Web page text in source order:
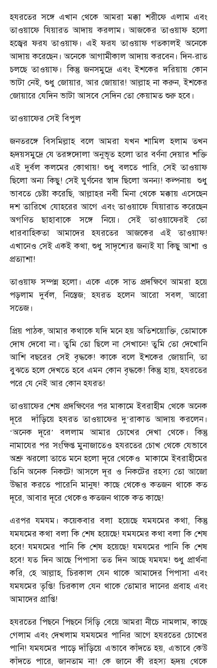
হযরতের সঙ্গে এখান থেকে আমরা মক্কা শরীফে এলাম এবং
তাওয়াফে যিয়ারত আদায় করলাম। আজকের তাওয়াফ হলো
হজ্বের ফরয তাওয়াফ। এই ফরয তাওয়াফ গতকালই অনেকে
আদায় করেছেন। অনেকে আগামীকাল আদায় করবেন। দিন-রাত
চলছে তাওয়াফ। কিন্তু জনসমুদ্রে এবং ইশকের দরিয়ায় কোন
ভাটা নেই, শুধু জোয়ার, আর জোয়ার! আল্লাহ না করুন, ইশকের
জোয়ারে যেদিন ভাটা আসবে সেদিন তো কেয়ামত শুরু হবে।
তাওয়াফের সেই বিপুল
জনতরঙ্গে বিসমিল্লাহ বলে আমরা যখন শামিল হলাম তখন
হৃদয়সমুদ্রে যে তরঙ্গদোলা অনুভূত হলো তার বর্ণনা দেয়ার শক্তি
এই দুর্বল কলমের কোথায়! শুধু বলতে পারি, সেই তাওয়াফ
ছিলো অন্য কিছু! সেই ঘুর্ণনের স্বাদ ছিলো অনন্য! কল্পনায় শুধু
ভাবতে চেষ্টা করেছি, আল্লাহর নবী মিনা থেকে মক্কায় এসেছেন
দশ তারিখে যোহরের আগে এবং তাওয়াফে যিয়ারাত করেছেন
অগণিত ছাহাবাকে সঙ্গে নিয়ে। সেই তাওয়াফেরই তো
ধারবাহিকতা আমাদের হযরতের আজকের এই তাওয়াফ!
এখানেও সেই একই কথা, শুধু সাদৃশ্যের জন্যই যা কিছু আশা ও
প্রত্যাশা!
তাওয়াফ সম্পন্ন হলো। একে একে সাত প্রদক্ষিণে আমরা হয়ে
পড়লাম দুর্বল, নিস্তেজ; হযরত হলেন আরো সবল, আরো
সতেজ।
প্রিয় পাঠক, আমার কথাকে যদি মনে হয় অতিশয়োক্তি, তোমাকে
দোষ দেবো না। তুমি তো ছিলে না সেখানে! তুমি তো দেখোনি
আশি বছরের সেই বৃদ্ধকে! কাকে বলে ইশকের জোয়ানি, তা
বুঝতে হলে দেখতে হবে এমন কোন বৃদ্ধকে! কিন্তু হায়, হযরতের
পরে যে নেই আর কোন হযরত!
তাওয়াফের শেষ প্রদক্ষিণের পর মাকামে ইবরাহীম থেকে অনেক
দূরে
দাঁড়িয়ে হযরত তাওয়াফের দু’রাকাত আদায় করলেন।
‘অনেক দূরে’
বললাম আমার চোখের দেখা থেকে। কিন্তু
নামাযের পর সংক্ষিপ্ত মুনাজাতেও হযরতের চোখ থেকে যেভাবে
অশ্রু ঝরলো তাতে মনে হলো দূরে থেকেও মাকামে ইবরাহীমের
তিনি অনেক নিকটে! আসলে দূর ও নিকটের রহস্য তো আজো
উদ্ধার করতে পারেনি মানুষ! কাছে থেকেও কতজন থাকে কত
দূরে, আবার দূরে থেকেও কতজন থাকে কত কাছে!
এরপর যমযম। কয়েকবার বলা হয়েছে যমযমের কথা, কিন্তু
যমযমের কথা বলা কি শেষ হয়েছে! যমযমের কথা বলা কি শেষ
হবে! যমযমের পানি কি শেষ হয়েছে! যমযমের পানি কি শেষ
হবে! যত দিন আছে পিপাসা তত দিন আছে যমযম! শুধু প্রার্থনা
করি, হে আল্লাহ, চিরকাল যেন থাকে আমাদের পিপাসা এবং
যমযমের তৃপ্তি! চিরকাল যেন থাকে তোমার দানের প্রবাহ এবং
আমাদের প্রাপ্তি!
হযরতের পিছনে পিছনে সিঁড়ি বেয়ে আমরা নীচে নামলাম, কাছে
গেলাম এবং দেখলাম যমযমের পানির আগে হযরতের চোখের
পানি! যমযমের পাড়ে দাঁড়িয়ে এভাবে কাঁদতে হয়, এভাবে কেউ
কাঁদতে পারে, জানতাম না! কে জানে কী রহস্য হৃদয় থেকে